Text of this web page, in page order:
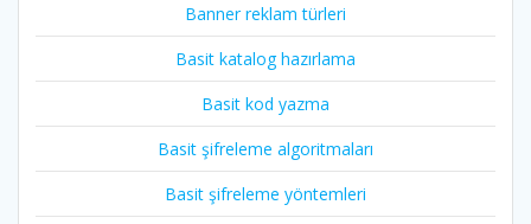
Banner reklam türleri
Basit katalog hazırlama
Basit kod yazma
Basit şifreleme algoritmaları
Basit şifreleme yöntemleri